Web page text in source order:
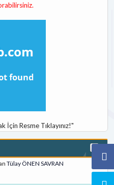
İçin Resme Tıklayınız!"
Tülay ÖNEN SAVRAN